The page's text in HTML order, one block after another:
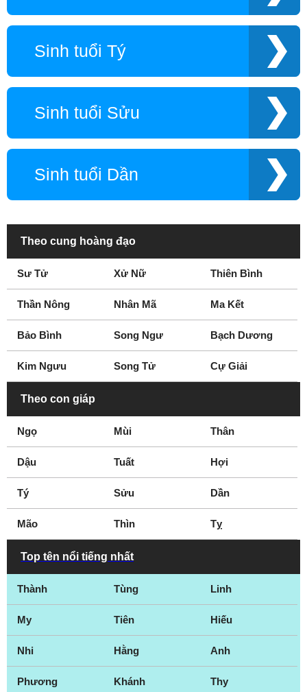
Sinh tuổi Tý
Sinh tuổi Sửu
Sinh tuổi Dần
Theo cung hoàng đạo
Sư Tử Xử Nữ Thiên Bình
Thần Nông Nhân Mã Ma Kết
Bảo Bình Song Ngư Bạch Dương
Kim Ngưu Song Tử Cự Giải
Theo con giáp
Ngọ Mùi Thân
Dậu Tuất Hợi
Tý Sửu Dần
Mão Thìn Tỵ
Top tên nổi tiếng nhất
Thành Tùng Linh
My Tiên Hiếu
Nhi Hằng Anh
Phương Khánh Thy